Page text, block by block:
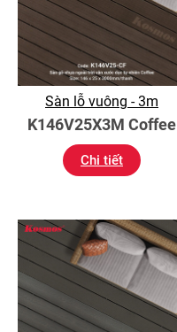
Sàn lỗ vuông - 3m
K146V25X3M Coffee
Chi tiết